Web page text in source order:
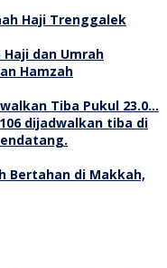
Haji Trenggalek
Tiba Pukul 23.0…
Bertahan di Makkah,